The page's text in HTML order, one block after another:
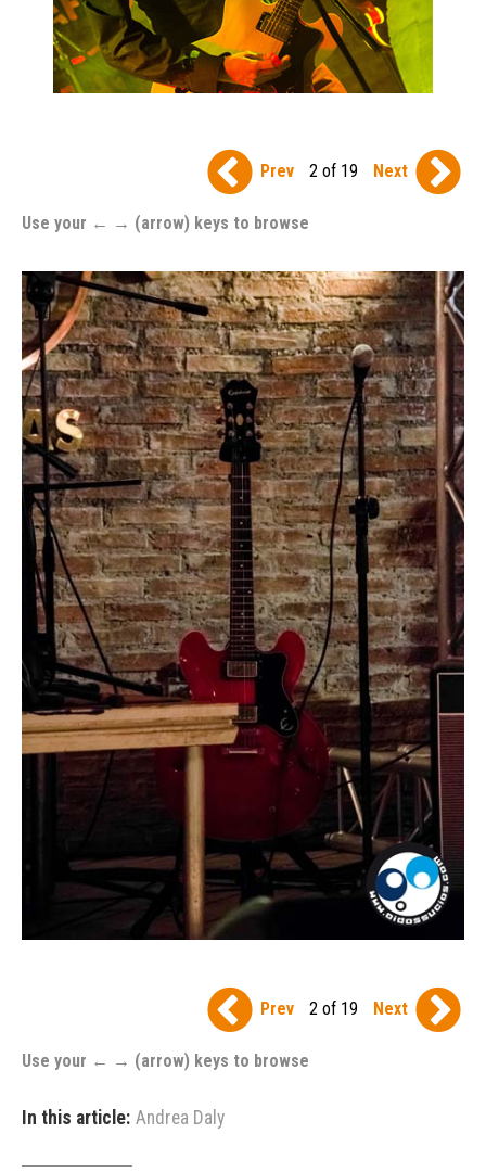
Prev 2 of 19 Next
Use your ← → (arrow) keys to browse
Prev 2 of 19 Next
Use your ← → (arrow) keys to browse
In this article: Andrea Daly